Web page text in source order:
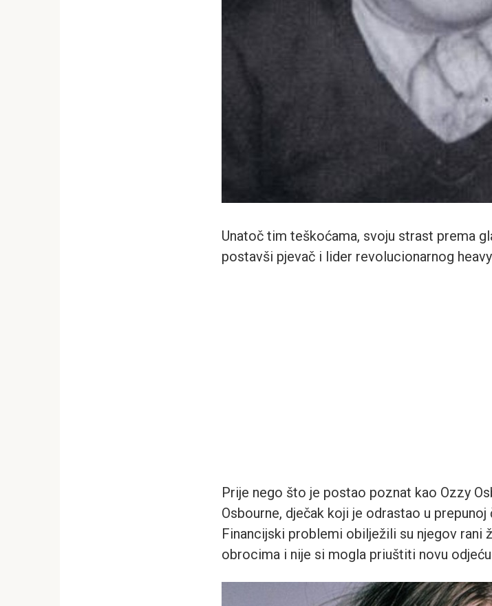
Unatoč tim teškoćama, svoju strast prema
postavši pjevač i lider revolucionarnog
Prije nego što je postao poznat kao Ozzy
Osbourne, dječak koji je odrastao u
Financijski problemi obilježili su njegov rani
obrocima i nije si mogla priuštiti novu